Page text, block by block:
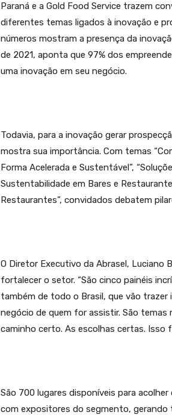
Paraná e a Gold Food Service trazem
diferentes temas ligados à inovação e
números mostram a presença da
de 2021, aponta que 97% dos
uma inovação em seu negócio.
Todavia, para a inovação gerar
mostra sua importância. Com temas
Forma Acelerada e Sustentável”,
Sustentabilidade em Bares e
Restaurantes”, convidados debatem
O Diretor Executivo da Abrasel, Luciano
fortalecer o setor. “São cinco painéis
também de todo o Brasil, que vão
negócio de quem for assistir. São
caminho certo. As escolhas certas. Isso
São 700 lugares disponíveis para
com expositores do segmento,